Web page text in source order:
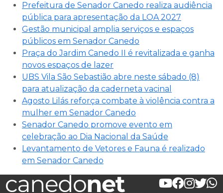
Prefeitura de Senador Canedo realiza audiência
pública para apresentação da LOA 2027
Gestão municipal amplia serviços e espaços
públicos em Senador Canedo
Praça do Jardim Canedo II é revitalizada e ganha
novos espaços de lazer
UBS Vila São Sebastião abre neste sábado (8)
para atualização da caderneta vacinal
Agosto Lilás reforça combate à violência contra a
mulher em Senador Canedo
Senador Canedo promove evento em
celebração ao Dia Nacional da Saúde
Levantamento de Vetores e Fauna é realizado
em Senador Canedo